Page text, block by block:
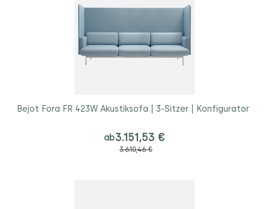
Bejot Fora FR 423W Akustiksofa | 3-Sitzer | Konfigurator
ab3.151,53 €
3.610,46 €